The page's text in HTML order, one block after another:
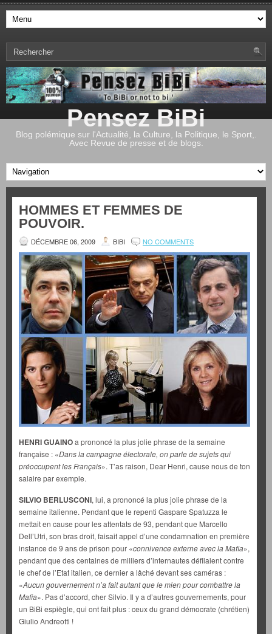
Pensez BiBi
Blog polémique sur l'Actualité, la Culture, la Politique, le Sport,.
Avec Revue de presse et de blogs.
HOMMES ET FEMMES DE
POUVOIR.
DÉCEMBRE 06, 2009 BIBI NO COMMENTS
HENRI GUAINOa prononcé la plus jolie phrase de la semaine
française : «Dans la campagne électorale, on parle de sujets qui
préoccupent les Français». T’as raison, Dear Henri, cause nous de ton
salaire par exemple.
SILVIO BERLUSCONI, lui, a prononcé la plus jolie phrase de la
semaine italienne. Pendant que le repenti Gaspare Spatuzza le
mettait en cause pour les attentats de 93, pendant que Marcello
Dell’Utri, son bras droit, faisait appel d’une condamnation en première
instance de 9 ans de prison pour «connivence externe avec la Mafia»,
pendant que des centaines de milliers d’internautes défilaient contre
le chef de l’Etat italien, ce dernier a lâché devant ses caméras :
«Aucun gouvernement n’a fait autant que le mien pour combattre la
Mafia». Pas d’accord, cher Silvio. Il y a d’autres gouvernements, pour
un BiBi espiègle, qui ont fait plus : ceux du grand démocrate (chrétien)
Giulio Andreotti !